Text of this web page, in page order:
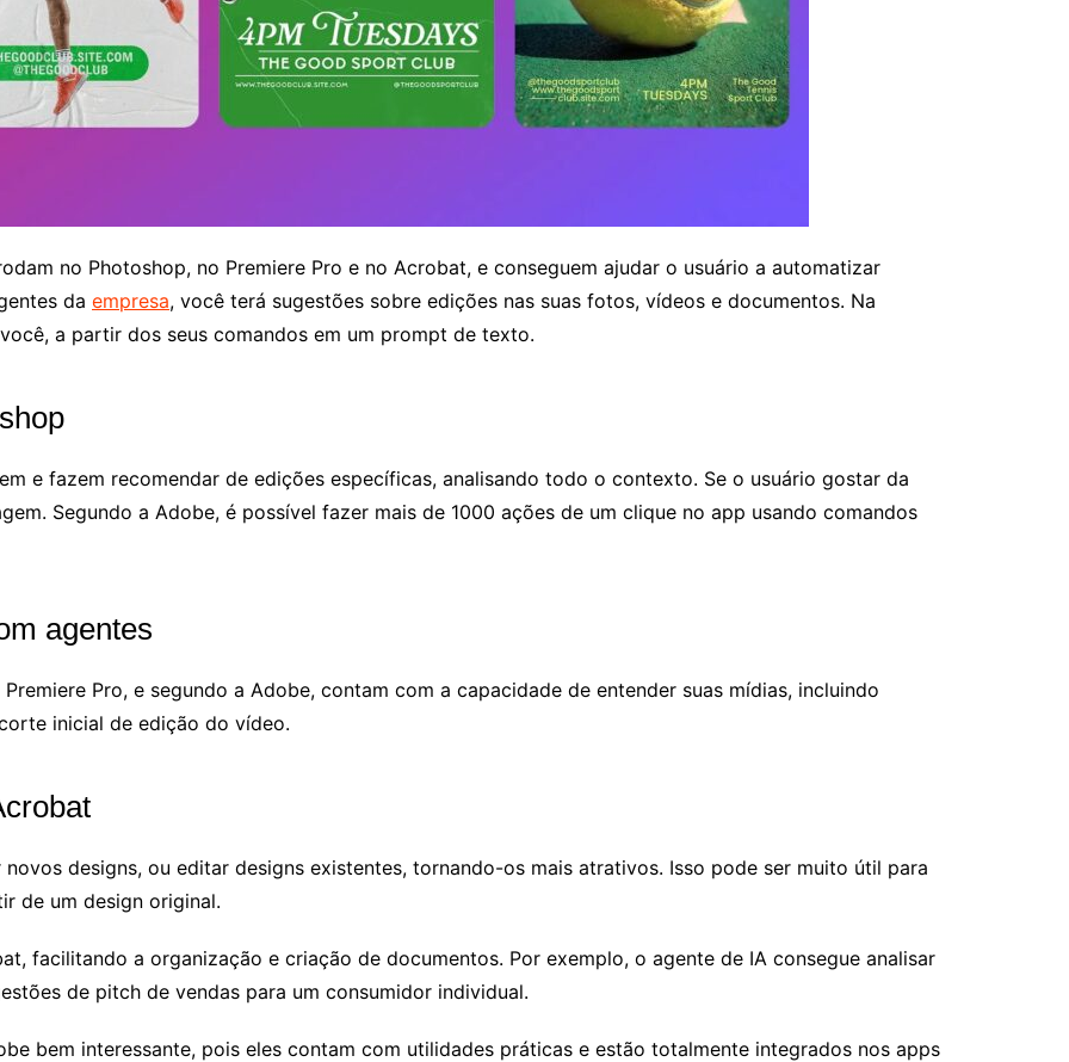
no Photoshop, no Premiere Pro e no Acrobat, e conseguem ajudar o usuário a automatizar
da empresa, você terá sugestões sobre edições nas suas fotos, vídeos e documentos. Na
a partir dos seus comandos em um prompt de texto.
e fazem recomendar de edições específicas, analisando todo o contexto. Se o usuário gostar da
Segundo a Adobe, é possível fazer mais de 1000 ações de um clique no app usando comandos
agentes
Pro, e segundo a Adobe, contam com a capacidade de entender suas mídias, incluindo
inicial de edição do vídeo.
designs, ou editar designs existentes, tornando-os mais atrativos. Isso pode ser muito útil para
de um design original.
facilitando a organização e criação de documentos. Por exemplo, o agente de IA consegue analisar
de pitch de vendas para um consumidor individual.
bem interessante, pois eles contam com utilidades práticas e estão totalmente integrados nos apps